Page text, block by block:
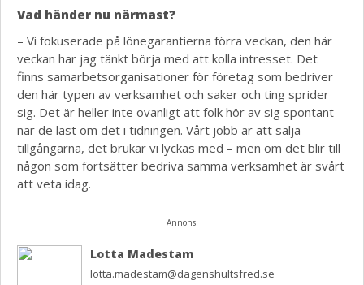
Vad händer nu närmast?
– Vi fokuserade på lönegarantierna förra veckan, den här
veckan har jag tänkt börja med att kolla intresset. Det
finns samarbetsorganisationer för företag som bedriver
den här typen av verksamhet och saker och ting sprider
sig. Det är heller inte ovanligt att folk hör av sig spontant
när de läst om det i tidningen. Vårt jobb är att sälja
tillgångarna, det brukar vi lyckas med ­– men om det blir till
någon som fortsätter bedriva samma verksamhet är svårt
att veta idag.
Annons:
Lotta Madestam
lotta.madestam@dagenshultsfred.se